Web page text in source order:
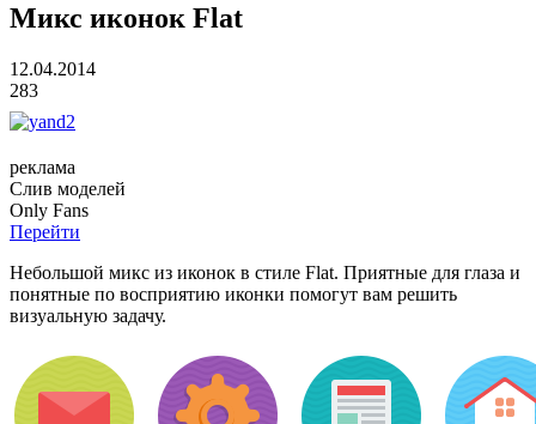
Микс иконок Flat
12.04.2014
283
реклама
Слив моделей
Only Fans
Перейти
Небольшой микс из иконок в стиле Flat. Приятные для глаза и
понятные по восприятию иконки помогут вам решить
визуальную задачу.